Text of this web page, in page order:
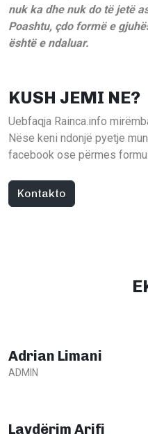
nuk ka dhe nuk do të jetë
Poashtu, çdo formë e
është e ndaluar.
KUSH JEMI NE?
Uebfaqja Rainca.info
Nëse keni ndonjë pyetje
facebook ose përmes
Kontakto
Adrian Limani
ADMIN
Lavdërim Arifi